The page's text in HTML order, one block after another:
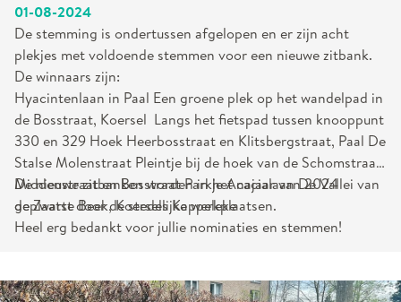
01-08-2024
De stemming is ondertussen afgelopen en er zijn acht
plekjes met voldoende stemmen voor een nieuwe zitbank.
De winnaars zijn:
Hyacintenlaan in Paal Een groene plek op het wandelpad in
de Bosstraat, Koersel Langs het fietspad tussen knooppunt
330 en 329 Hoek Heerbosstraat en Klitsbergstraat, Paal De
Stalse Molenstraat Pleintje bij de hoek van de Schomstraat,
Middenstraat en Bosstraat Parkje Acacialaan De Vallei van
de Zwarte Beek, Koersels Kappeleke
De nieuwe zitbanken worden in het najaar van 2024
geplaatst door de stedelijke werkplaatsen.
Heel erg bedankt voor jullie nominaties en stemmen!